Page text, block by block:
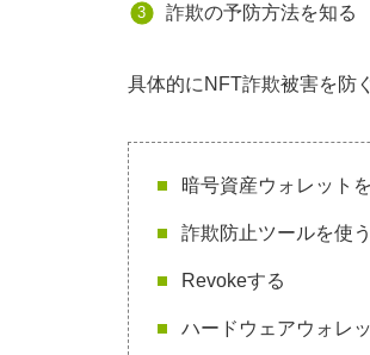
詐欺の予防方法を知る
具体的にNFT詐欺被害を防
暗号資産ウォレット
詐欺防止ツールを使う
Revokeする
ハードウェアウォレ